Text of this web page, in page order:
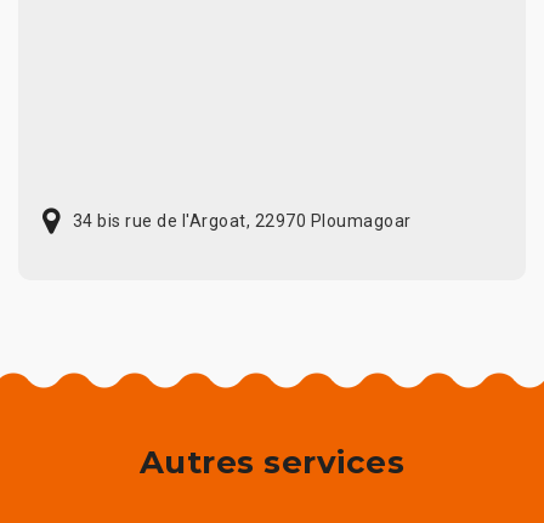
34 bis rue de l'Argoat, 22970 Ploumagoar
Autres services